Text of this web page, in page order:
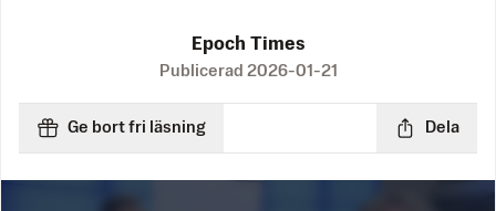
Epoch Times
Publicerad 2026-01-21
Ge bort fri läsning Dela